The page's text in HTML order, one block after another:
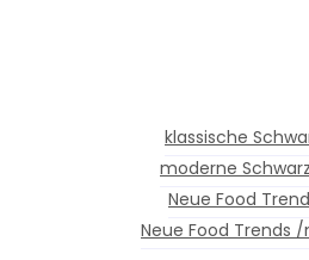
klassische
moderne
Neue Food
Neue Food Trends